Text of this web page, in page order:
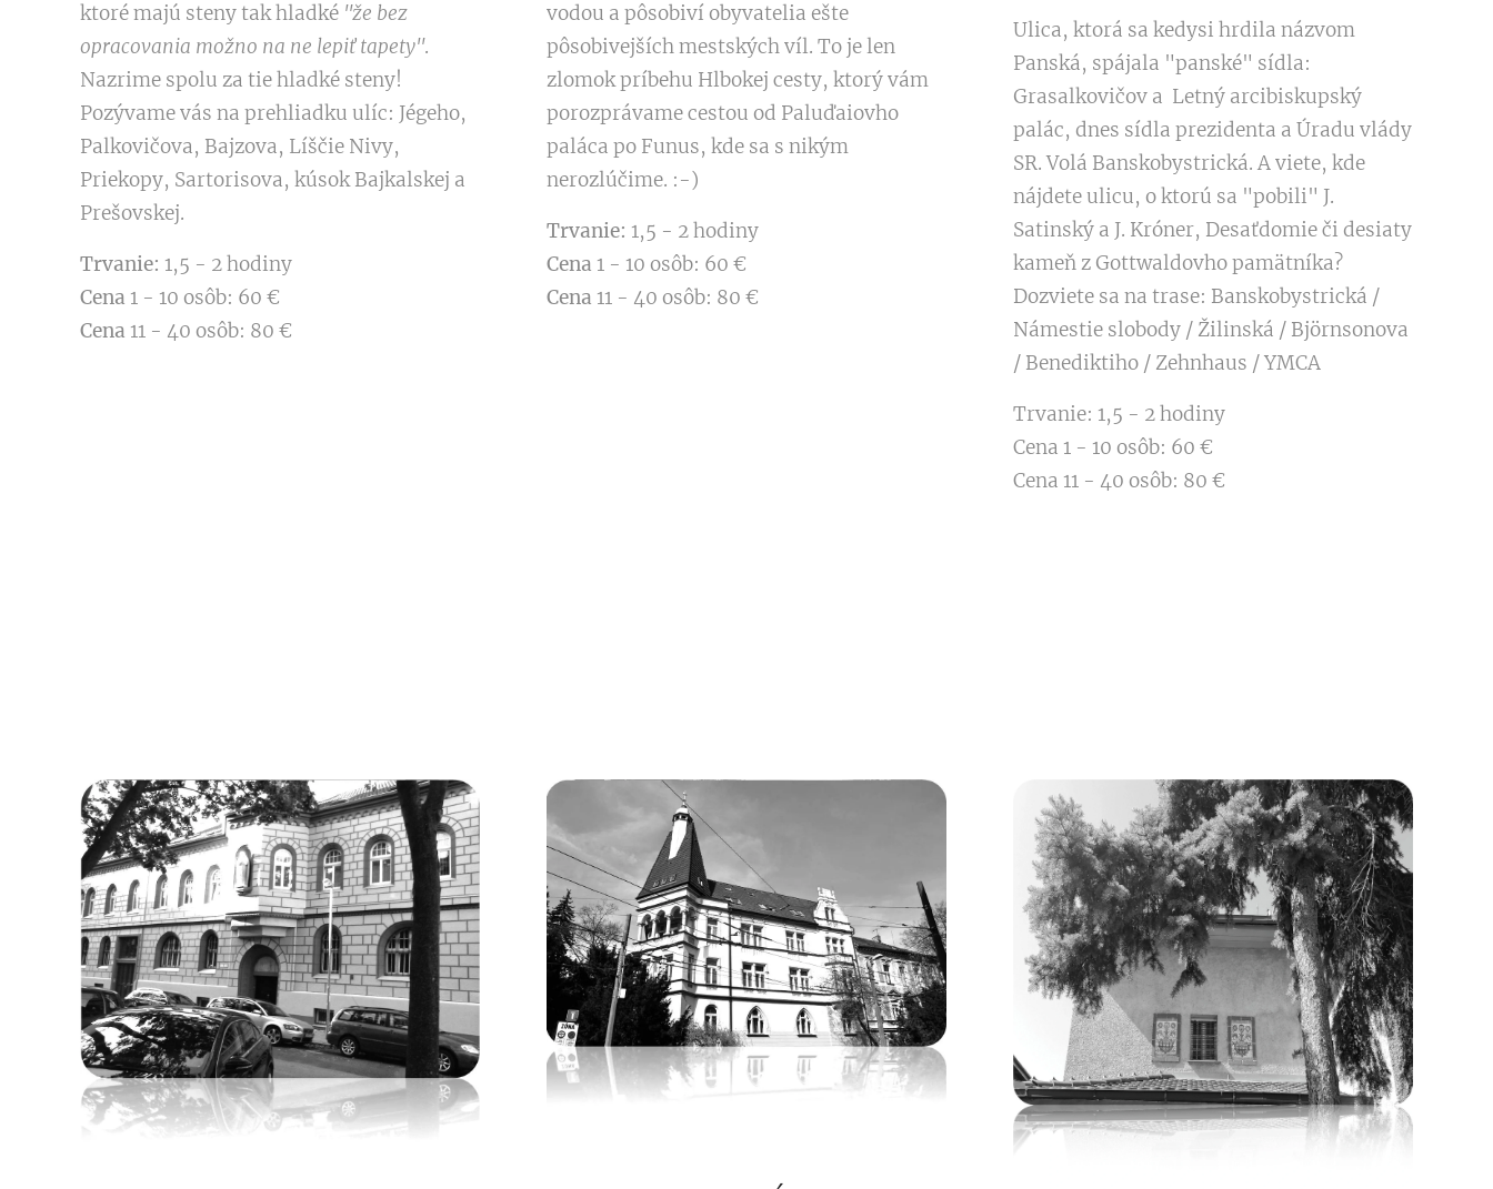
ktoré majú steny tak hladké "že bez
opracovania možno na ne lepiť tapety".
Nazrime spolu za tie hladké steny!
Pozývame vás na prehliadku ulíc: Jégeho,
Palkovičova, Bajzova, Líščie Nivy,
Priekopy, Sartorisova, kúsok Bajkalskej a
Prešovskej.
Trvanie: 1,5 - 2 hodiny
Cena 1 - 10 osôb: 60 €
Cena 11 - 40 osôb: 80 €
vodou a pôsobiví obyvatelia ešte
pôsobivejších mestských víl. To je len
zlomok príbehu Hlbokej cesty, ktorý vám
porozprávame cestou od Paluďaiovho
paláca po Funus, kde sa s nikým
nerozlúčime. :-)
Trvanie: 1,5 - 2 hodiny
Cena 1 - 10 osôb: 60 €
Cena 11 - 40 osôb: 80 €
Ulica, ktorá sa kedysi hrdila názvom
Panská, spájala "panské" sídla:
Grasalkovičov a Letný arcibiskupský
palác, dnes sídla prezidenta a Úradu vlády
SR. Volá Banskobystrická. A viete, kde
nájdete ulicu, o ktorú sa "pobili" J.
Satinský a J. Króner, Desaťdomie či desiaty
kameň z Gottwaldovho pamätníka?
Dozviete sa na trase: Banskobystrická /
Námestie slobody / Žilinská / Björnsonova
/ Benediktiho / Zehnhaus / YMCA
Trvanie: 1,5 - 2 hodiny
Cena 1 - 10 osôb: 60 €
Cena 11 - 40 osôb: 80 €